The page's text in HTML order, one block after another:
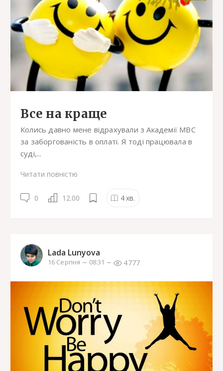
Все на краще
Колись давно мене відрахували з Академії МВС
за заборгованість в оплаті. Я тоді працювала в
суді,...
Читати повністю
0 12.00 4хв.
Lada Lunyova
16 Серпня 08:31 4777